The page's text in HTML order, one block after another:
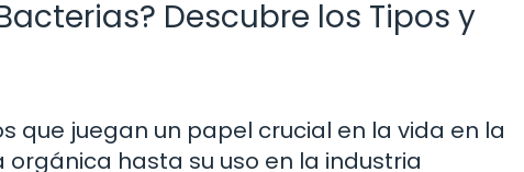
Descubre los Tipos y
que juegan un papel crucial en la vida en la
hasta su uso en la industria